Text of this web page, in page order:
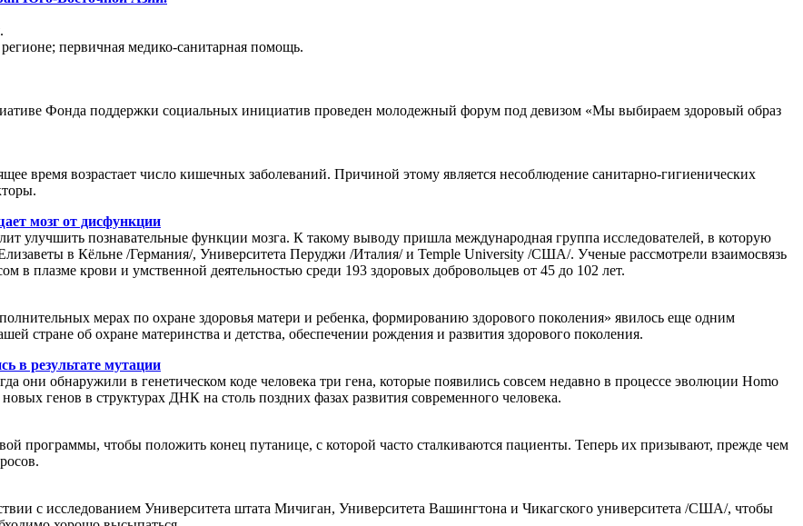
первичная медико-санитарная помощь.
Фонда поддержки социальных инициатив проведен молодежный форум под девизом «Мы выбираем здоровый образ
время возрастает число кишечных заболеваний. Причиной этому является несоблюдение санитарно-гигиенических
мозг от дисфункции
улучшить познавательные функции мозга. К такому выводу пришла международная группа исследователей, в которую
в Кёльне /Германия/, Университета Перуджи /Италия/ и Temple University /США/. Ученые рассмотрели взаимосвязь
в плазме крови и умственной деятельностью среди 193 здоровых добровольцев от 45 до 102 лет.
мерах по охране здоровья матери и ребенка, формированию здорового поколения» явилось еще одним
стране об охране материнства и детства, обеспечении рождения и развития здорового поколения.
в результате мутации
они обнаружили в генетическом коде человека три гена, которые появились совсем недавно в процессе эволюции Homo
генов в структурах ДНК на столь поздних фазах развития современного человека.
программы, чтобы положить конец путанице, с которой часто сталкиваются пациенты. Теперь их призывают, прежде чем
с исследованием Университета штата Мичиган, Университета Вашингтона и Чикагского университета /США/, чтобы